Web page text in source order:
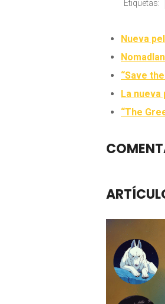
Etiquetas:
Nueva
“Save
La
“The